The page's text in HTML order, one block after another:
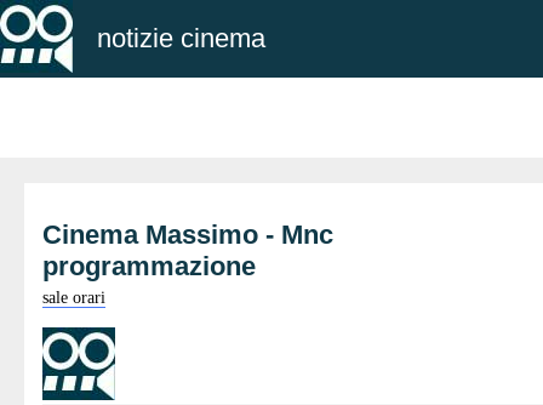
notizie cinema
Cinema Massimo - Mnc
programmazione
sale orari